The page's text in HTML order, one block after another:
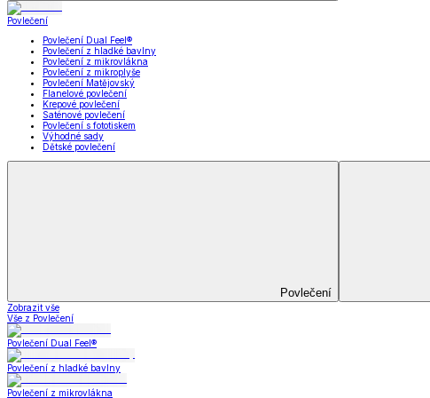
Koupelna
Koupelna
Ručníky a osušky
Koupelnové předložky
Zobrazit vše
Vše z Koupelna
Ručníky a osušky
Koupelnové předložky